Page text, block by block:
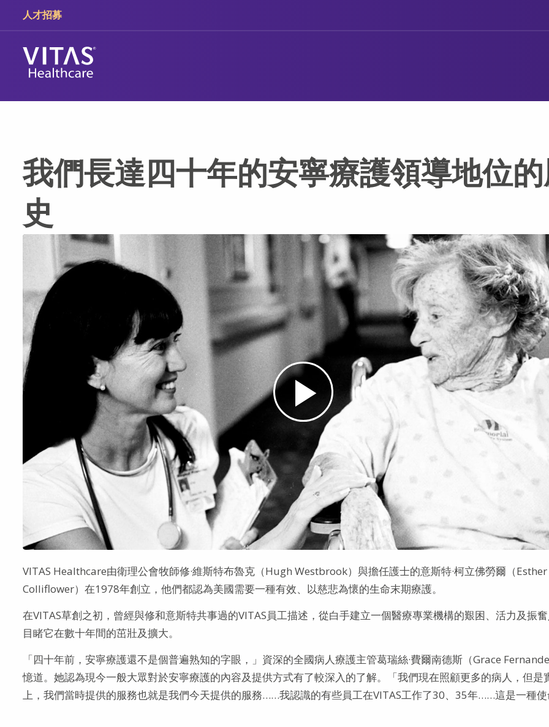
跳轉至主要內容
跳轉至導覽
人才招募
我們長達四十年的安寧療護領導地位
史
Play
Video
VITAS Healthcare由衛理公會牧師修·維斯特布魯克（Hugh Westbrook）與擔任護士的意斯特·柯立佛勞爾（Esther
Colliflower）在1978年創立，他們都認為美國需要一種有效、以慈悲為懷的生命末期療護。
在VITAS草創之初，曾經與修和意斯特共事過的VITAS員工描述，從白手建立一個醫療專業機構的艱困、活力及振
目睹它在數十年間的茁壯及擴大。
「四十年前，安寧療護還不是個普遍熟知的字眼，」資深的全國病人療護主管葛瑞絲·費爾南德斯（Grace
憶道。她認為現今一般大眾對於安寧療護的內容及提供方式有了較深入的了解。「我們現在照顧更多的病人，但是
上，我們當時提供的服務也就是我們今天提供的服務……我認識的有些員工在VITAS工作了30、35年……這是一種使